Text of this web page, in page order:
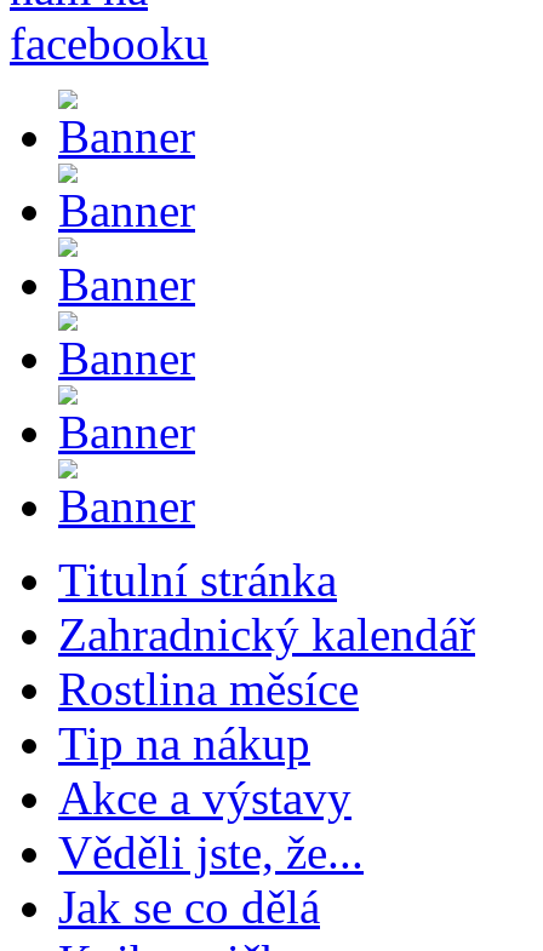
Titulní stránka
Zahradnický kalendář
Rostlina měsíce
Tip na nákup
Akce a výstavy
Věděli jste, že...
Jak se co dělá